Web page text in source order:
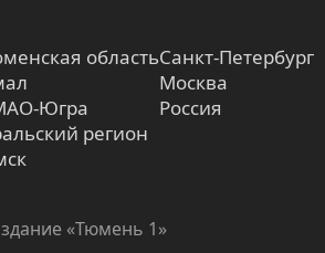
область
Югра
регион
Санкт-Петербург
Москва
Россия
«Тюмень 1»